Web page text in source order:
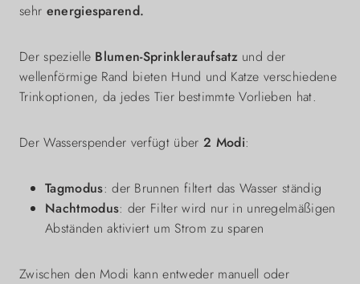
sehr energiesparend.
Der spezielle Blumen-Sprinkleraufsatz und der
wellenförmige Rand bieten Hund und Katze verschiedene
Trinkoptionen, da jedes Tier bestimmte Vorlieben hat.
Der Wasserspender verfügt über 2 Modi:
Tagmodus: der Brunnen filtert das Wasser ständig
Nachtmodus: der Filter wird nur in unregelmäßigen
Abständen aktiviert um Strom zu sparen
Zwischen den Modi kann entweder manuell oder